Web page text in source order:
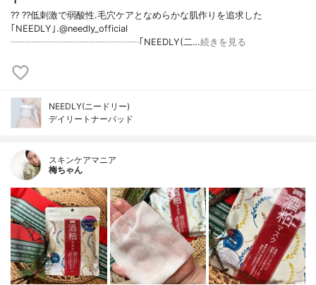
?? ??低刺激で弱酸性.毛穴ケアとなめらかな肌作りを追求した
｢NEEDLY｣.@needly_official
┈┈┈┈┈┈┈┈┈┈┈┈┈┈｢NEEDLY(二…続きを見る
NEEDLY(ニードリー)
デイリートナーパッド
スキンケアマニア
梅ちゃん